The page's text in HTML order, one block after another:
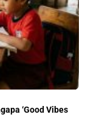
‘Good Vibes